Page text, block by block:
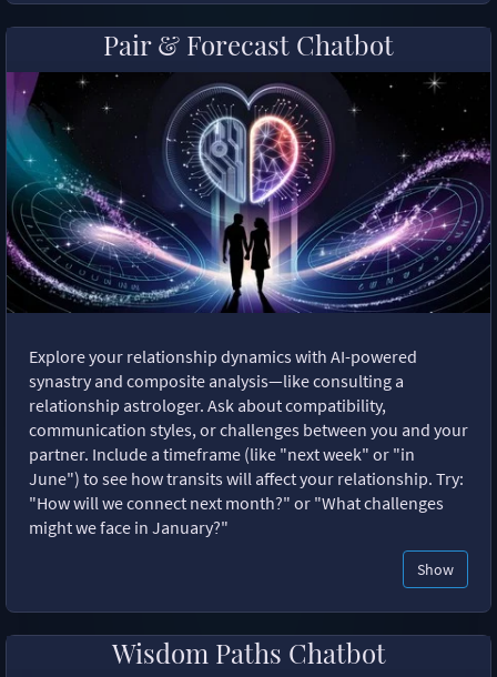
Pair & Forecast Chatbot
Explore your relationship dynamics with AI-powered
synastry and composite analysis—like consulting a
relationship astrologer. Ask about compatibility,
communication styles, or challenges between you and your
partner. Include a timeframe (like "next week" or "in
June") to see how transits will affect your relationship. Try:
"How will we connect next month?" or "What challenges
might we face in January?"
Show
Wisdom Paths Chatbot